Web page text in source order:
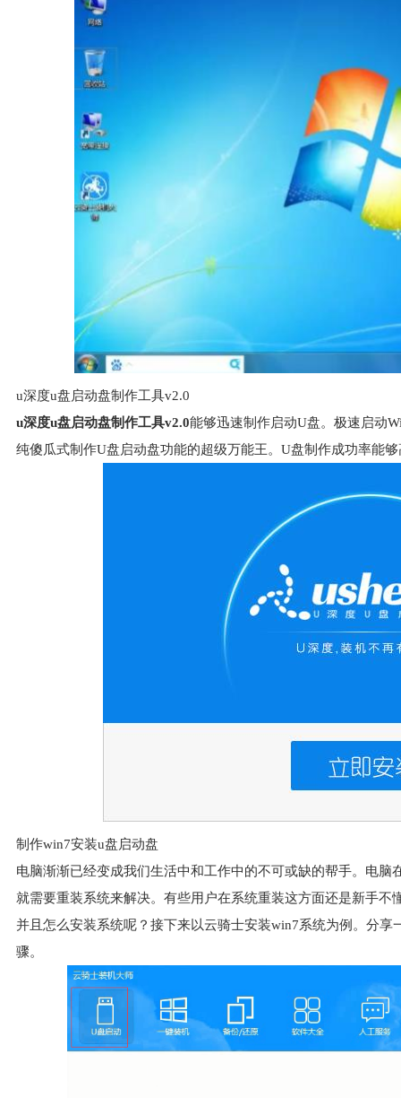
u深度u盘启动盘制作工具v2.0
u深度u盘启动盘制作工具v2.0能够迅速制作启动U盘。极速启动
纯傻瓜式制作U盘启动盘功能的超级万能王。U盘制作成功率能
制作win7安装u盘启动盘
电脑渐渐已经变成我们生活中和工作中的不可或缺的帮手。电
就需要重装系统来解决。有些用户在系统重装这方面还是新手
并且怎么安装系统呢？接下来以云骑士安装win7系统为例。分享
骤。